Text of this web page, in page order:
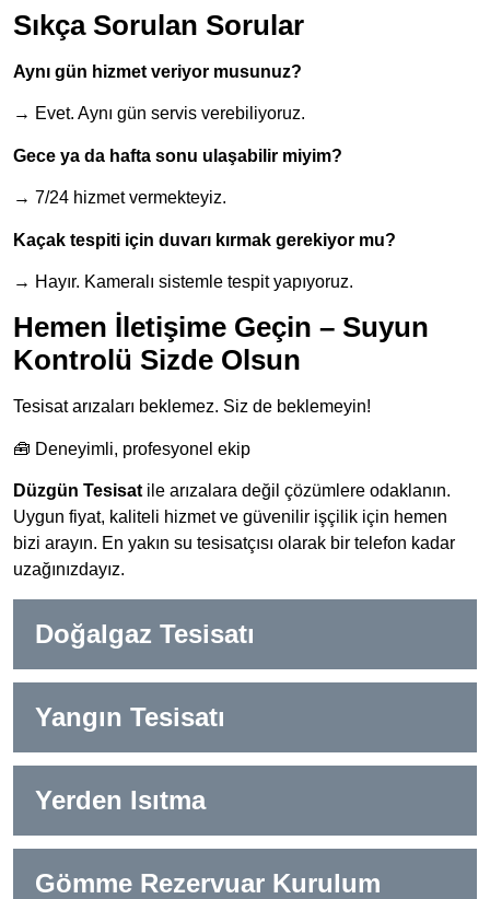
Doğalgaz Tesisatı
Yangın Tesisatı
Yerden Isıtma
Gömme Rezervuar Kurulum
Sıkça Sorulan Sorular
Aynı gün hizmet veriyor musunuz?
→ Evet. Aynı gün servis verebiliyoruz.
Gece ya da hafta sonu ulaşabilir miyim?
→ 7/24 hizmet vermekteyiz.
Kaçak tespiti için duvarı kırmak gerekiyor mu?
→ Hayır. Kameralı sistemle tespit yapıyoruz.
Hemen İletişime Geçin – Suyun
Kontrolü Sizde Olsun
Tesisat arızaları beklemez. Siz de beklemeyin!
🧰 Deneyimli, profesyonel ekip
Düzgün Tesisat ile arızalara değil çözümlere odaklanın.
Uygun fiyat, kaliteli hizmet ve güvenilir işçilik için hemen
bizi arayın. En yakın su tesisatçısı olarak bir telefon kadar
uzağınızdayız.